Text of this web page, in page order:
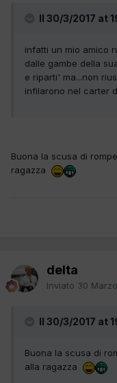
Il 30/3/2017 at
infatti un mio amico
dalle gambe della
e riparti' ma...non
infilarono nel carter
Buona la scusa di
ragazza
delta
Inviato 30
Il 30/3/2017 at
Buona la scusa di
alla ragazza